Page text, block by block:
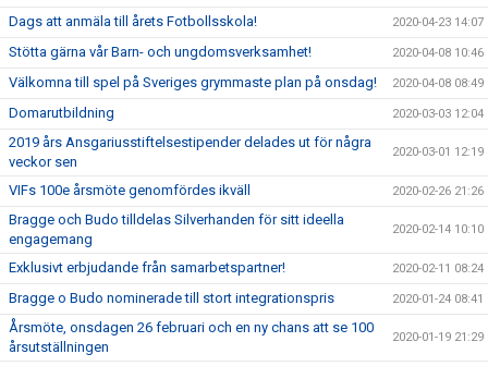
Dags att anmäla till årets Fotbollsskola! 2020-04-23 14:07
Stötta gärna vår Barn- och ungdomsverksamhet! 2020-04-08 10:46
Välkomna till spel på Sveriges grymmaste plan på onsdag! 2020-04-08 08:49
Domarutbildning 2020-03-03 12:04
2019 års Ansgariusstiftelsestipender delades ut för några
veckor sen
2020-03-01 12:19
VIFs 100e årsmöte genomfördes ikväll 2020-02-26 21:26
Bragge och Budo tilldelas Silverhanden för sitt ideella
engagemang
2020-02-14 10:10
Exklusivt erbjudande från samarbetspartner! 2020-02-11 08:24
Bragge o Budo nominerade till stort integrationspris 2020-01-24 08:41
Årsmöte, onsdagen 26 februari och en ny chans att se 100
årsutställningen
2020-01-19 21:29